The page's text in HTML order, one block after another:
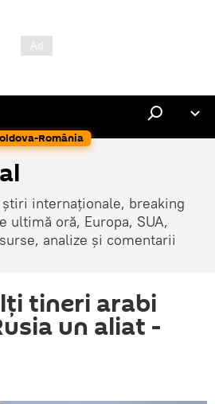
România
internaționale, breaking
ultimă oră, Europa, SUA,
analize și comentarii
tineri arabi
un aliat -